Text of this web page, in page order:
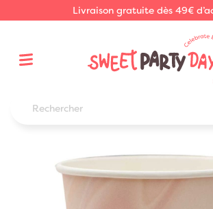
Livraison gratuite dès 49€